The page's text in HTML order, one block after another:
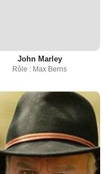
John Marley
Rôle : Max Berns